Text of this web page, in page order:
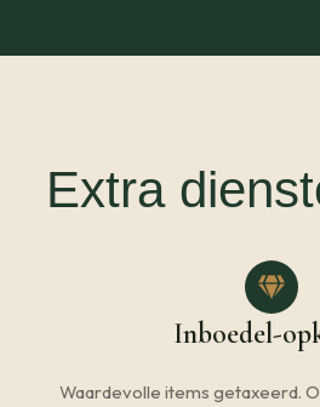
Extra
Inboedel-
Waardevolle items getaxeerd.